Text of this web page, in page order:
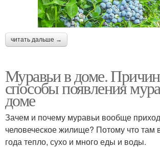
читать дальше →
Муравьи в доме.
способы появления
доме
Зачем и почему муравьи вообще
человеческое жилище? Потому что там
года тепло, сухо и много еды и воды.